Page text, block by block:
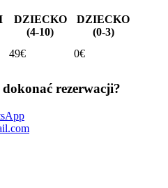
DZIECKO
(4-10)
DZIECKO
(0-3)
49€ 0€
rezerwacji?